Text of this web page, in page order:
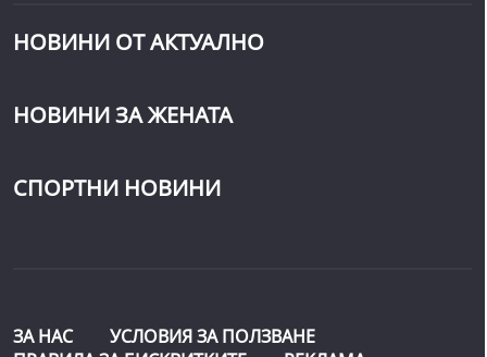
НОВИНИ ОТ АКТУАЛНО
НОВИНИ ЗА ЖЕНАТА
СПОРТНИ НОВИНИ
ЗА НАС
УСЛОВИЯ ЗА ПОЛЗВАНЕ